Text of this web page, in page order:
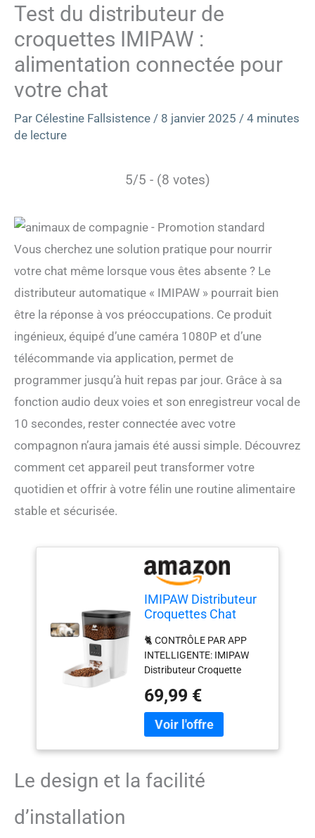
Test du distributeur de
croquettes IMIPAW :
alimentation connectée pour
votre chat
Par Célestine Fallsistence / 8 janvier 2025 / 4 minutes
de lecture
5/5 - (8 votes)
Vous cherchez une solution pratique pour nourrir
votre chat même lorsque vous êtes absente ? Le
distributeur automatique « IMIPAW » pourrait bien
être la réponse à vos préoccupations. Ce produit
ingénieux, équipé d’une caméra 1080P et d’une
télécommande via application, permet de
programmer jusqu’à huit repas par jour. Grâce à sa
fonction audio deux voies et son enregistreur vocal de
10 secondes, rester connectée avec votre
compagnon n’aura jamais été aussi simple. Découvrez
comment cet appareil peut transformer votre
quotidien et offrir à votre félin une routine alimentaire
stable et sécurisée.
IMIPAW Distributeur
Croquettes Chat
Caméra 1080P, WiFi
5G
🐈 CONTRÔLE PAR APP
INTELLIGENTE: IMIPAW
Distributeur Croquette
supporte le WiFi 2.4GHz &
5GHz, utilisez l'application
"PetTech" pour vous
les repas de votre animal à
tout moment et n'importe
69,99 €
Le design et la facilité
d’installation